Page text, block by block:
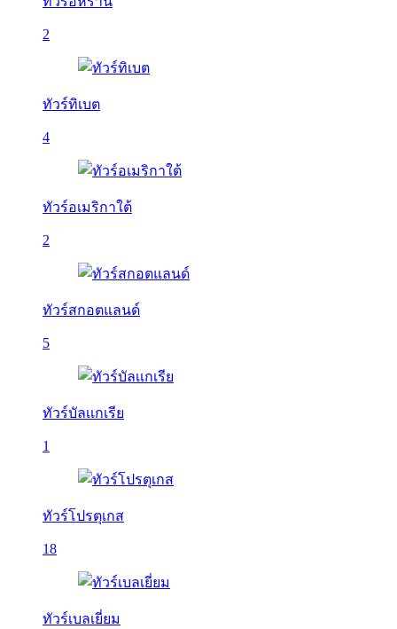
2
ทัวร์ทิเบต
4
ทัวร์อเมริกาใต้
2
ทัวร์สกอตแลนด์
5
ทัวร์บัลเเกเรีย
1
ทัวร์โปรตุเกส
18
ทัวร์เบลเยี่ยม